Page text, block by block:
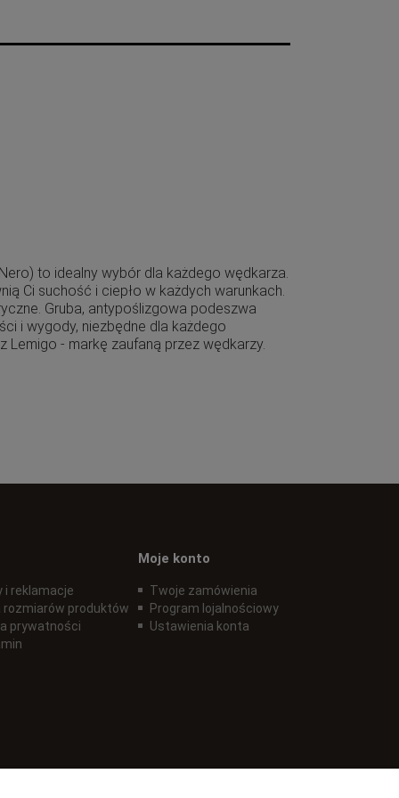
to idealny wybór dla każdego wędkarza.
Ci suchość i ciepło w każdych warunkach.
Gruba, antypoślizgowa podeszwa
i wygody, niezbędne dla każdego
- markę zaufaną przez wędkarzy.
i reklamacje
rozmiarów produktów
prywatności
Moje konto
Twoje zamówienia
Program lojalnościowy
Ustawienia konta